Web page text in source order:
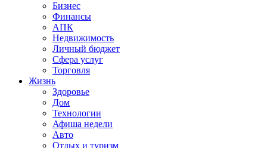
Бизнес
Финансы
АПК
Недвижимость
Личный бюджет
Сфера услуг
Торговля
Жизнь
Здоровье
Дом
Технологии
Афиша недели
Авто
Отдых и туризм